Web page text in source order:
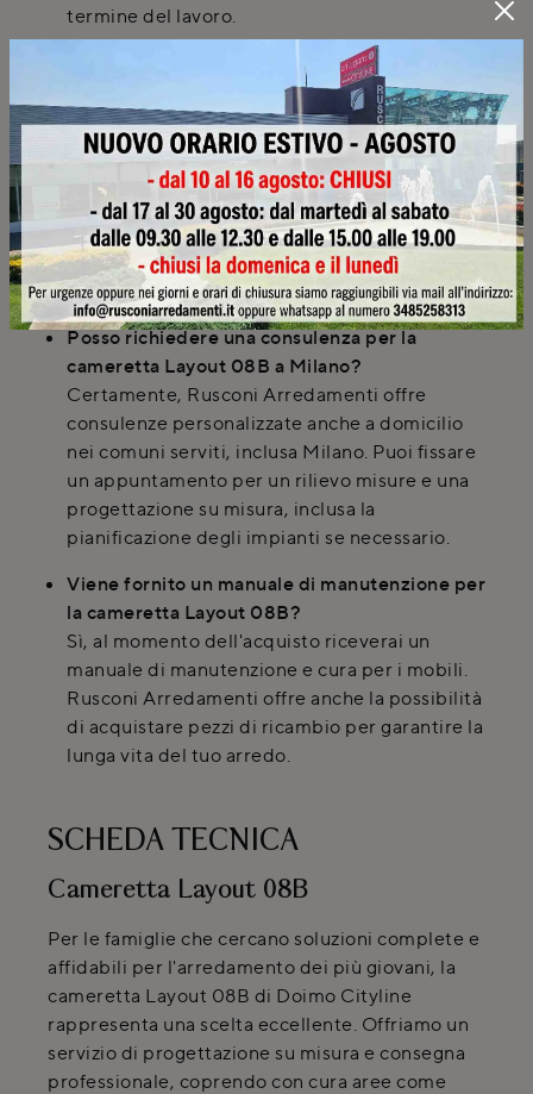
termine del lavoro.
Quali sono i principali vantaggi di scegliere
una cameretta a soppalco come il modello
Layout 08B?
Una cameretta a soppalco come Layout 08B
ottimizza lo spazio disponibile, permettendo
di creare diverse aree funzionali in un'unica
stanza. Questa tipologia è ideale per
camerette modulari che possono crescere e
adattarsi con i bambini.
Posso richiedere una consulenza per la
cameretta Layout 08B a Milano?
Certamente, Rusconi Arredamenti offre
consulenze personalizzate anche a domicilio
nei comuni serviti, inclusa Milano. Puoi fissare
un appuntamento per un rilievo misure e una
progettazione su misura, inclusa la
pianificazione degli impianti se necessario.
Viene fornito un manuale di manutenzione per
la cameretta Layout 08B?
Sì, al momento dell'acquisto riceverai un
manuale di manutenzione e cura per i mobili.
Rusconi Arredamenti offre anche la possibilità
di acquistare pezzi di ricambio per garantire la
lunga vita del tuo arredo.
SCHEDA TECNICA
Cameretta Layout 08B
Per le famiglie che cercano soluzioni complete e
affidabili per l'arredamento dei più giovani, la
cameretta Layout 08B di Doimo Cityline
rappresenta una scelta eccellente. Offriamo un
servizio di progettazione su misura e consegna
professionale, coprendo con cura aree come